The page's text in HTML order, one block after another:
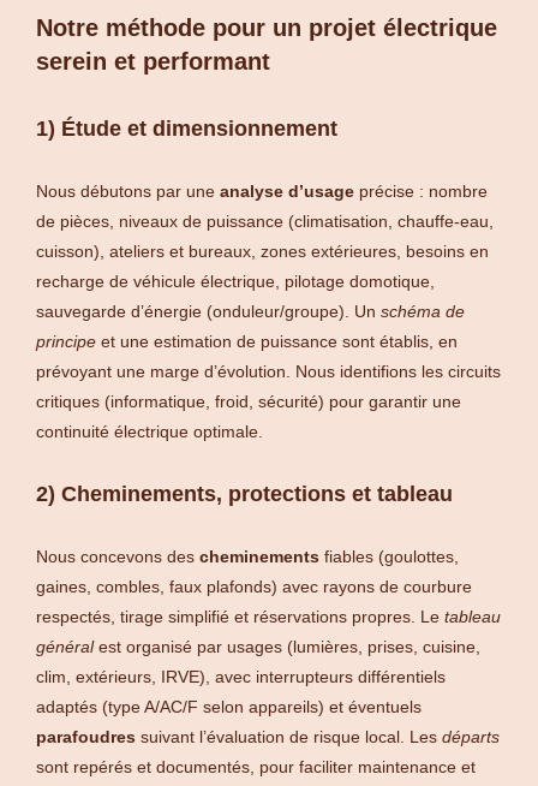
Notre méthode pour un projet électrique
serein et performant
1) Étude et dimensionnement
Nous débutons par une analyse d’usage précise : nombre
de pièces, niveaux de puissance (climatisation, chauffe-eau,
cuisson), ateliers et bureaux, zones extérieures, besoins en
recharge de véhicule électrique, pilotage domotique,
sauvegarde d’énergie (onduleur/groupe). Un schéma de
principe et une estimation de puissance sont établis, en
prévoyant une marge d’évolution. Nous identifions les circuits
critiques (informatique, froid, sécurité) pour garantir une
continuité électrique optimale.
2) Cheminements, protections et tableau
Nous concevons des cheminements fiables (goulottes,
gaines, combles, faux plafonds) avec rayons de courbure
respectés, tirage simplifié et réservations propres. Le tableau
généralest organisé par usages (lumières, prises, cuisine,
clim, extérieurs, IRVE), avec interrupteurs différentiels
adaptés (type A/AC/F selon appareils) et éventuels
parafoudres suivant l’évaluation de risque local. Les départs
sont repérés et documentés, pour faciliter maintenance et